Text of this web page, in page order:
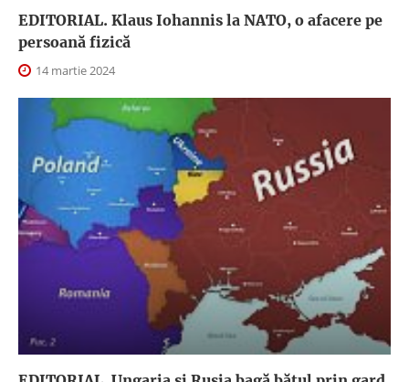
EDITORIAL. Klaus Iohannis la NATO, o afacere pe
persoană fizică
14 martie 2024